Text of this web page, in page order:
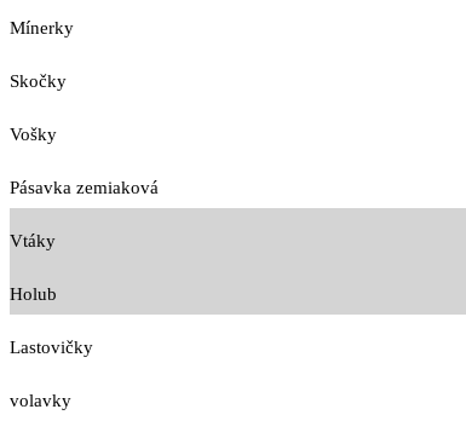
Mínerky
Skočky
Vošky
Pásavka zemiaková
Vtáky
Holub
Lastovičky
volavky